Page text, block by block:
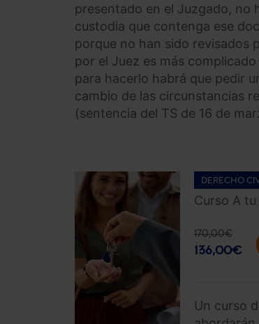
presentado en el Juzgado, no
custodia que contenga ese
porque no han sido revisados
por el Juez es más
para hacerlo habrá que pedir
cambio de las circunstancias
(sentencia del TS de 16 de
DERECHO
Curso A
170,00€
136,00€
Un curso